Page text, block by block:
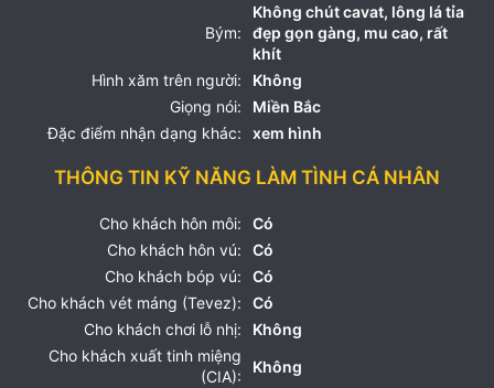
Bým:
Không chút cavat, lông lá tỉa
đẹp gọn gàng, mu cao, rất
khít
Hình xăm trên người:
Không
Giọng nói:
Miền Bắc
Đặc điểm nhận dạng khác:
xem hình
THÔNG TIN KỸ NĂNG LÀM TÌNH CÁ NHÂN
Cho khách hôn môi:
Có
Cho khách hôn vú:
Có
Cho khách bóp vú:
Có
Cho khách vét máng (Tevez):
Có
Cho khách chơi lỗ nhị:
Không
Cho khách xuất tinh miệng
(CIA):
Không